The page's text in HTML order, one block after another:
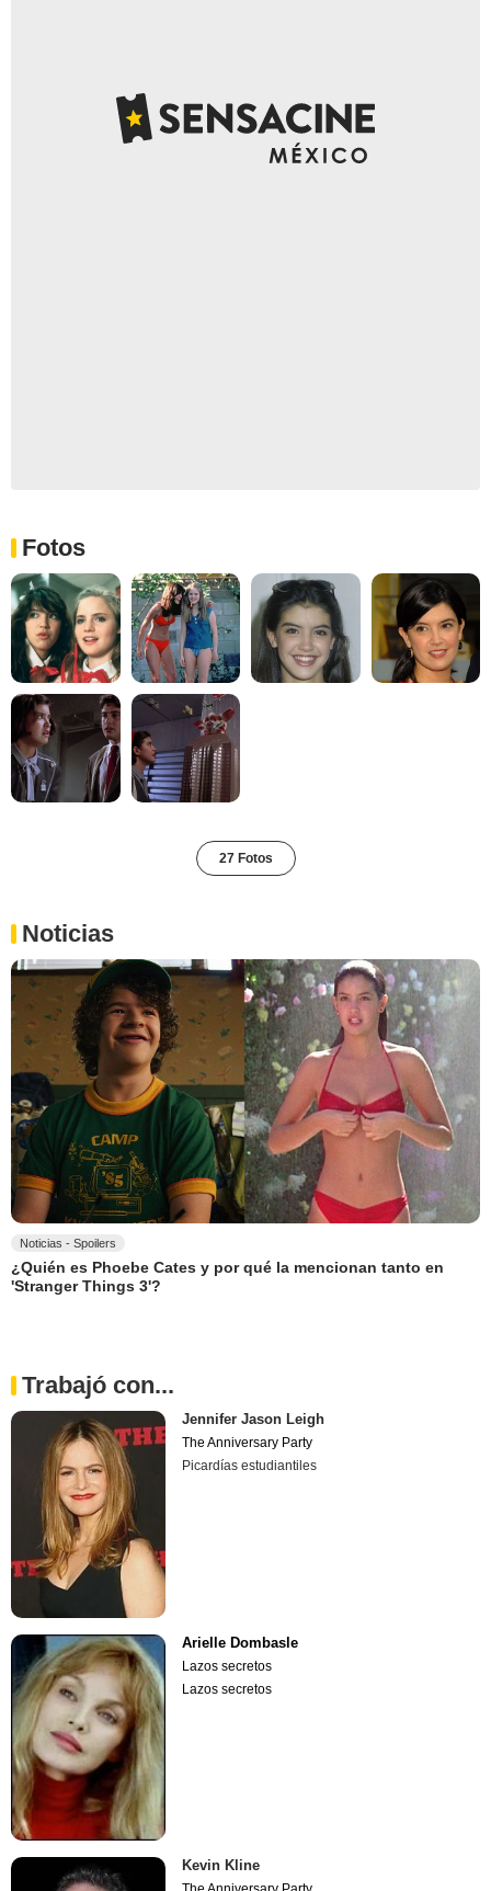
Fotos
27 Fotos
Noticias
Noticias - Spoilers
¿Quién es Phoebe Cates y por qué la mencionan tanto en
'Stranger Things 3'?
Trabajó con...
Jennifer Jason Leigh
The Anniversary Party
Picardías estudiantiles
Arielle Dombasle
Lazos secretos
Lazos secretos
Kevin Kline